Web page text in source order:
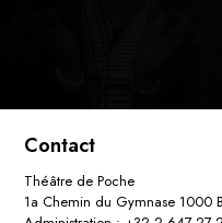
Contact
Théâtre de Poche
1a Chemin du Gymnase 1000